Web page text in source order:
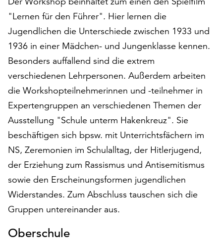
auf
„Alle
akzeptieren“,
um
alle
Cookies
zu
akzeptieren.
Sie
können
Ihr
Einverständnis
jederzeit
ändern
und
widerrufen.
Dafür
steht
Ihnen
am
Ende
"Lernen für den Führer". Hier lernen die
Jugendlichen die Unterschiede zwischen 1933 und
1936 in einer Mädchen- und Jungenklasse kennen.
Besonders auffallend sind die extrem
verschiedenen Lehrpersonen. Außerdem arbeiten
die Workshopteilnehmerinnen und -teilnehmer in
Expertengruppen an verschiedenen Themen der
Ausstellung "Schule unterm Hakenkreuz". Sie
beschäftigen sich bpsw. mit Unterrichtsfächern im
NS, Zeremonien im Schulalltag, der Hitlerjugend,
der Erziehung zum Rassismus und Antisemitismus
sowie den Erscheinungsformen jugendlichen
Widerstandes. Zum Abschluss tauschen sich die
Gruppen untereinander aus.
Oberschule